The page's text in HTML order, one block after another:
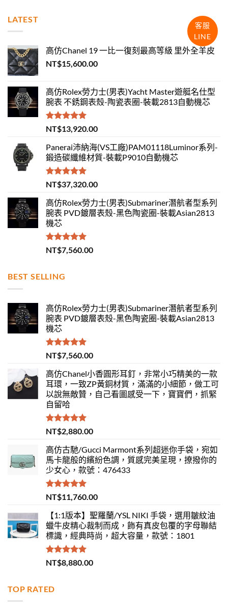
LATEST
高仿Chanel 19 一比一復刻最高等級 里外全羊皮
NT$15,600.00
高仿Rolex勞力士(男表)Yacht Master遊艇名仕型
腕表 不銹鋼表殼-陶瓷表圈-裝載2813自動機芯
評分5.00
滿分 5
NT$13,920.00
Panerai沛納海(VS工廠)PAM01118Luminor系列-
鍛造碳纖維材質-裝載P9010自動機芯
評分5.00
滿分 5
NT$37,320.00
高仿Rolex勞力士(男表)Submariner潛航者型系列
腕表 PVD鍍層表殼-黑色陶瓷圈-裝載Asian2813
機芯
評分 5.00
滿分 5
NT$7,560.00
BEST SELLING
高仿Rolex勞力士(男表)Submariner潛航者型系列
腕表 PVD鍍層表殼-黑色陶瓷圈-裝載Asian2813
機芯
評分 5.00
滿分 5
NT$7,560.00
高仿Chanel小香圓形耳釘，非常小巧精美的一款
耳環，一致ZP黃銅材質，滿滿的小細節，做工可
以說無敵贊，自己看圖感受一下，寶寶們，抓緊
自留哈
評分 5.00
滿分 5
NT$2,880.00
高仿古馳/Gucci Marmont系列超迷你手袋，宛如
馬卡龍般的繽紛色調，質感完美呈現，撩撥你的
少女心，款號：476433
評分5.00
滿分 5
NT$11,760.00
【1:1版本】聖羅蘭/YSL NIKI 手袋，選用皺紋油
蠟牛皮精心裁制而成，飾有真皮包覆的字母聯結
標識，經典時尚，超大容量，款號：1801
評分 5.00
滿分 5
NT$8,880.00
TOP RATED
客服
LINE